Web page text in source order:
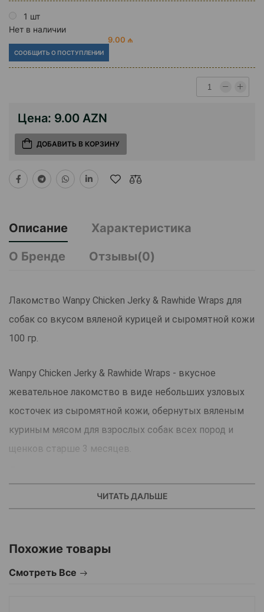
1 шт
Нет в наличии
9.00 ₼
СООБЩИТЬ О ПОСТУПЛЕНИИ
Цена: 9.00 AZN
ДОБАВИТЬ В КОРЗИНУ
Описание
Характеристика
О Бренде
Отзывы(0)
Лакомство Wanpy Chicken Jerky & Rawhide Wraps для
собак со вкусом вяленой курицей и сыромятной кожи
100 гр.
Wanpy Chicken Jerky & Rawhide Wraps - вкусное
жевательное лакомство в виде небольших узловых
косточек из сыромятной кожи, обернутых вяленым
куриным мясом для взрослых собак всех пород и
щенков старше 3 месяцев.
пользой для здоровья ротовой полости.
Удобная упаковка с замком zip-lock позволяет
ЧИТАТЬ ДАЛЬШЕ
Похожие товары
Смотреть Все